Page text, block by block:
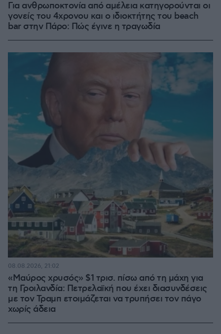
Για ανθρωποκτονία από αμέλεια κατηγορούνται οι
γονείς του 4χρονου και ο ιδιοκτήτης του beach
bar στην Πάρο: Πώς έγινε η τραγωδία
«Μαύρος χρυσός» $1 τρισ. πίσω από τη μάχη για
τη Γροιλανδία: Πετρελαϊκή που έχει διασυνδέσεις
με τον Τραμπ ετοιμάζεται να τρυπήσει τον πάγο
χωρίς άδεια
08.08.2026, 21:02